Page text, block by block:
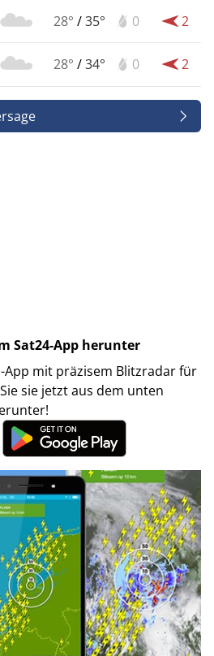
28° /35° 0 2
28° /34° 0 2
Sat24-App herunter
App mit präzisem Blitzradar für
sie jetzt aus dem unten